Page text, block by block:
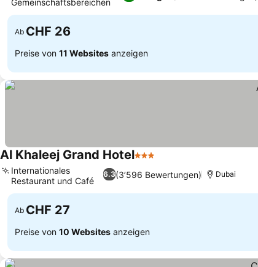
Gemeinschaftsbereichen
Ab CHF 26
Preise von 11 Websites anzeigen
Al Khaleej Grand Hotel3 Sterne
6.3(3’596 Bewertungen)
Internationales
Restaurant und Café
Dubai
Ab CHF 27
Preise von 10 Websites anzeigen